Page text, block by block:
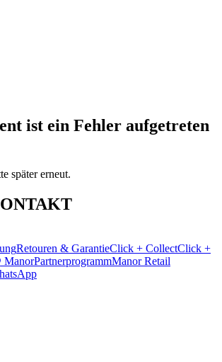
ist ein Fehler aufgetreten
später erneut.
Retouren & GarantieClick + CollectClick +
ManorPartnerprogrammManor Retail